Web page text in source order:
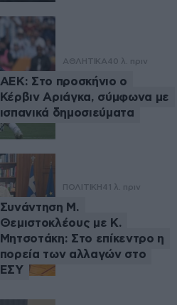
ΑΘΛΗΤΙΚΑ40 λ. πριν
ΑΕΚ: Στο προσκήνιο ο
Κέρβιν Αριάγκα, σύμφωνα με
ισπανικά δημοσιεύματα
ΠΟΛΙΤΙΚΗ41 λ. πριν
Συνάντηση Μ.
Θεμιστοκλέους με Κ.
Μητσοτάκη: Στο επίκεντρο η
πορεία των αλλαγών στο
ΕΣΥ